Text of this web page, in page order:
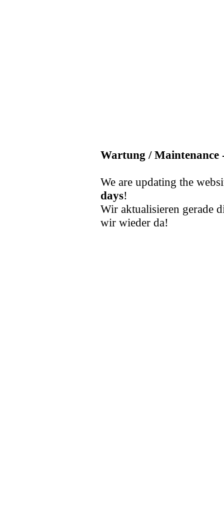
Wartung / Maintenance
We are updating the
days!
Wir aktualisieren gerade
wir wieder da!